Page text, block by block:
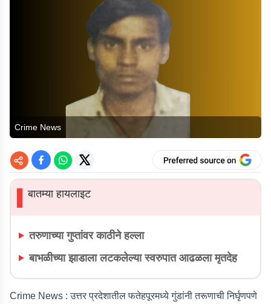
Crime News
▌बातम्या हायलाइट
तरुणाच्या गुप्तांवर काठीने हल्ला
बाभळीच्या झाडाला लटकलेल्या स्वरुपात आढळला मृतदेह
Crime News : उत्तर प्रदेशातील फतेहपूरमध्ये गुंडांनी तरूणाची निर्घृणपणे